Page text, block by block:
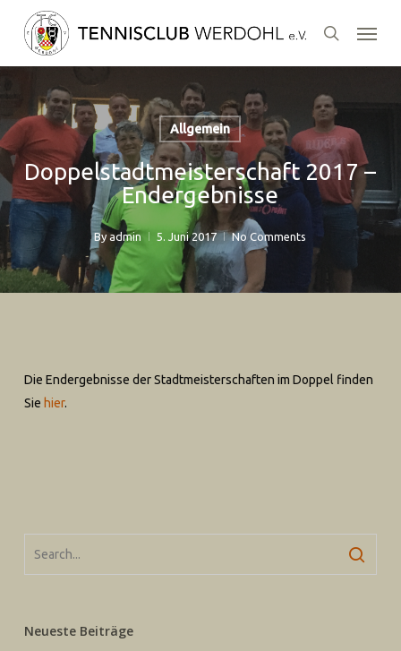
search
Menu
Allgemein
Doppelstadtmeisterschaft 2017 –
Endergebnisse
By admin 5. Juni 2017 No Comments
Die Endergebnisse der Stadtmeisterschaften im Doppel finden
Sie hier.
Neueste Beiträge